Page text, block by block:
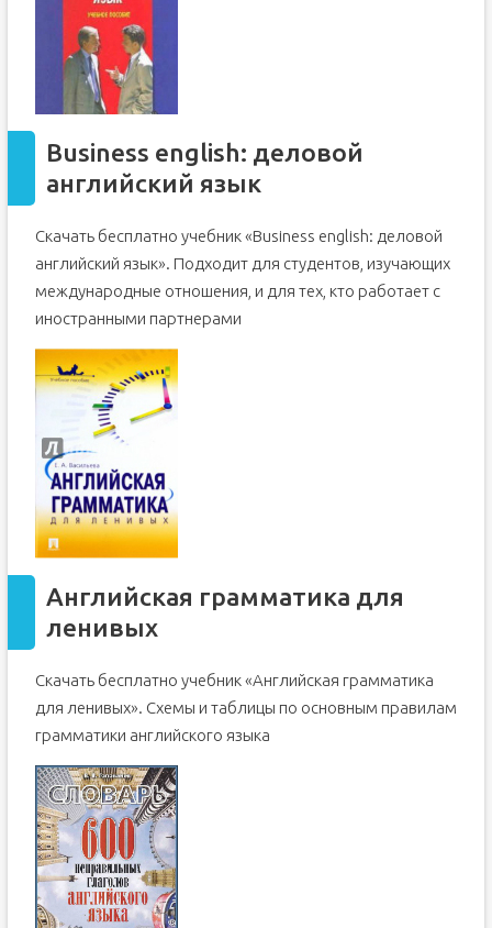
Business english: деловой
английский язык
Скачать бесплатно учебник «Business english: деловой
английский язык». Подходит для студентов, изучающих
международные отношения, и для тех, кто работает с
иностранными партнерами
Английская грамматика для
ленивых
Скачать бесплатно учебник «Английская грамматика
для ленивых». Схемы и таблицы по основным правилам
грамматики английского языка